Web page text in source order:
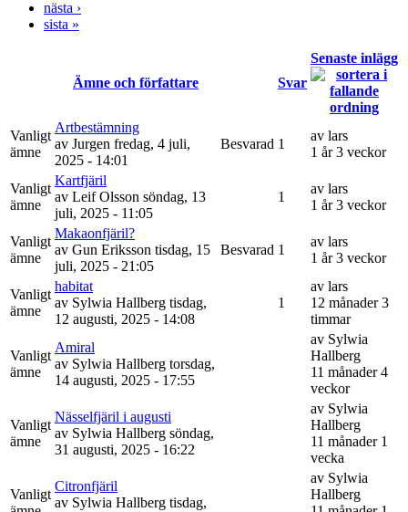
nästa ›
sista »
Ämne och författare Svar
Senaste inlägg
Vanligt
ämne
Artbestämning
av Jurgen fredag, 4 juli,
2025 - 14:01
Besvarad 1
av lars
1 år 3 veckor
Vanligt
ämne
Kartfjäril
av Leif Olsson söndag, 13
juli, 2025 - 11:05
1
av lars
1 år 3 veckor
Vanligt
ämne
Makaonfjäril?
av Gun Eriksson tisdag, 15
juli, 2025 - 21:05
Besvarad 1
av lars
1 år 3 veckor
Vanligt
ämne
habitat
av Sylwia Hallberg tisdag,
12 augusti, 2025 - 14:08
1
av lars
12 månader 3
timmar
Vanligt
ämne
Amiral
av Sylwia Hallberg torsdag,
14 augusti, 2025 - 17:55
av Sylwia
Hallberg
11 månader 4
veckor
Vanligt
ämne
Nässelfjäril i augusti
av Sylwia Hallberg söndag,
31 augusti, 2025 - 16:22
av Sylwia
Hallberg
11 månader 1
vecka
Vanligt
Citronfjäril
av Sylwia Hallberg tisdag,
av Sylwia
Hallberg